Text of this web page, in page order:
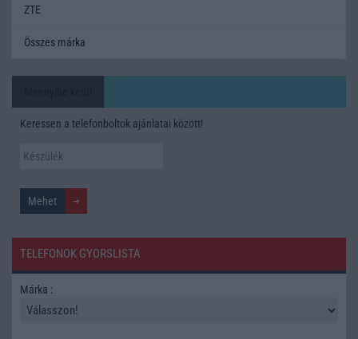
ZTE
Összes márka
Keressen a telefonboltok ajánlatai között!
TELEFONOK GYORSLISTA
Márka :